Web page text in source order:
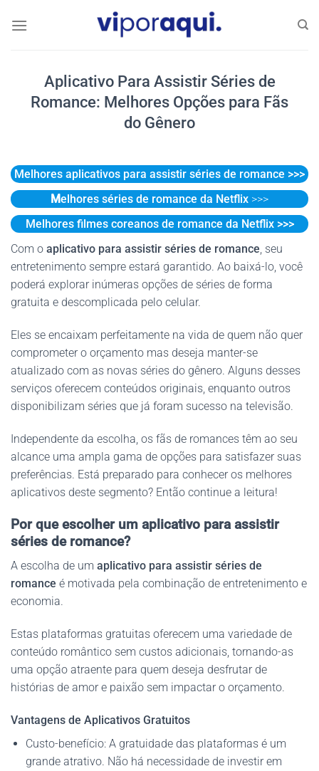
Aplicativo Para Assistir Séries de
Romance: Melhores Opções para Fãs
do Gênero
Melhores aplicativos para assistir séries de romance >>>
Melhores séries de romance da Netflix >>>
Melhores filmes coreanos de romance da Netflix >>>
Com o aplicativo para assistir séries de romance, seu
entretenimento sempre estará garantido. Ao baixá-lo, você
poderá explorar inúmeras opções de séries de forma
gratuita e descomplicada pelo celular.
Eles se encaixam perfeitamente na vida de quem não quer
comprometer o orçamento mas deseja manter-se
atualizado com as novas séries do gênero. Alguns desses
serviços oferecem conteúdos originais, enquanto outros
disponibilizam séries que já foram sucesso na televisão.
Independente da escolha, os fãs de romances têm ao seu
alcance uma ampla gama de opções para satisfazer suas
preferências. Está preparado para conhecer os melhores
aplicativos deste segmento? Então continue a leitura!
Por que escolher um aplicativo para assistir
séries de romance?
A escolha de um aplicativo para assistir séries de
romance é motivada pela combinação de entretenimento e
economia.
Estas plataformas gratuitas oferecem uma variedade de
conteúdo romântico sem custos adicionais, tornando-as
uma opção atraente para quem deseja desfrutar de
histórias de amor e paixão sem impactar o orçamento.
Vantagens de Aplicativos Gratuitos
Custo-benefício: A gratuidade das plataformas é um
grande atrativo. Não há necessidade de investir em